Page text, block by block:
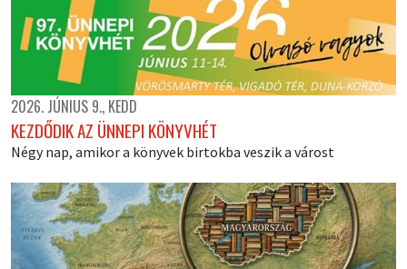
2026. JÚNIUS 9., KEDD
KEZDŐDIK AZ ÜNNEPI KÖNYVHÉT
Négy nap, amikor a könyvek birtokba veszik a várost